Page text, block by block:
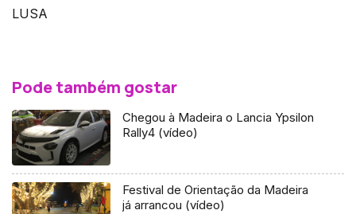
LUSA
Pode também gostar
Chegou à Madeira o Lancia Ypsilon
Rally4 (vídeo)
Festival de Orientação da Madeira
já arrancou (vídeo)